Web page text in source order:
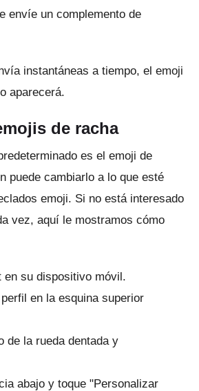
envíe un complemento de
instantáneas a tiempo, el emoji
aparecerá.
de racha
es el emoji de
puede cambiarlo a lo que esté
emoji. Si no está interesado
vez, aquí le mostramos cómo
en su dispositivo móvil.
en la esquina superior
de la rueda dentada y
abajo y toque "Personalizar